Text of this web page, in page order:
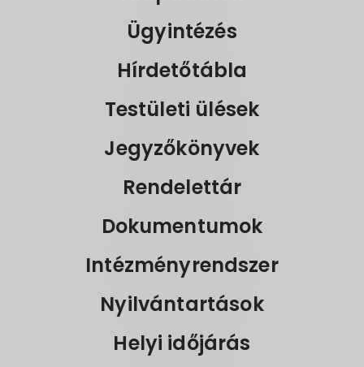
Ügyintézés
Hírdetőtábla
Testületi ülések
Jegyzőkönyvek
Rendelettár
Dokumentumok
Intézményrendszer
Nyilvántartások
Helyi időjárás